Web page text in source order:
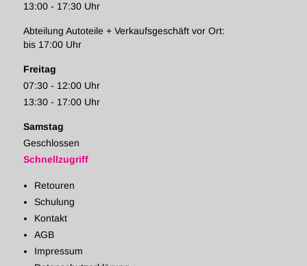
13:00 - 17:30 Uhr
Abteilung Autoteile + Verkaufsgeschäft vor Ort:
bis 17:00 Uhr
Freitag
07:30 - 12:00 Uhr
13:30 - 17:00 Uhr
Samstag
Geschlossen
Schnellzugriff
Retouren
Schulung
Kontakt
AGB
Impressum